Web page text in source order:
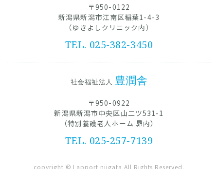
〒950-0122
新潟県新潟市江南区稲葉1-4-3
（ゆきよしクリニック内）
TEL. 025-382-3450
社会福祉法人 豊潤舎
〒950-0922
新潟県新潟市中央区山二ツ531-1
（特別養護老人ホーム 昴内）
TEL. 025-257-7139
copyright ©︎ Lapport niigata All Rights Reserved.